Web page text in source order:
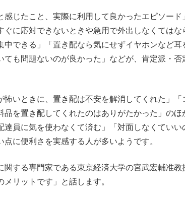
じたこと、実際に利用して良かったエピソード
ぐに応対できないときや急用で外出しなくては
中できる」「置き配なら気にせずイヤホンなど耳
ても問題ないのが良かった」などが、肯定派・
いときに、置き配は不安を解消してくれた」「
品を置き配してくれたのはありがたかった」のほ
達員に気を使わなくて済む」「対面しなくていい
点に便利さを実感する人が多いようです。
する専門家である東京経済大学の宮武宏輔准教
リットです」と話します。